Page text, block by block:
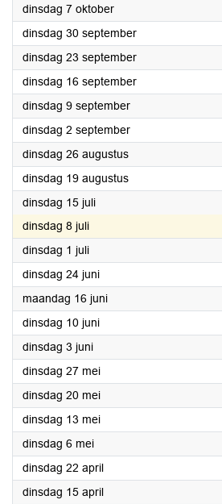
dinsdag 7 oktober2025
dinsdag 30 september2025
dinsdag 23 september2025
dinsdag 16 september2025
dinsdag 9 september2025
dinsdag 2 september2025
dinsdag 26 augustus2025
dinsdag 19 augustus2025
dinsdag 15 juli2025
dinsdag 8 juli2025
dinsdag 1 juli2025
dinsdag 24 juni2025
maandag 16 juni2025
dinsdag 10 juni2025
dinsdag 3 juni2025
dinsdag 27 mei2025
dinsdag 20 mei2025
dinsdag 13 mei2025
dinsdag 6 mei2025
dinsdag 22 april2025
dinsdag 15 april2025